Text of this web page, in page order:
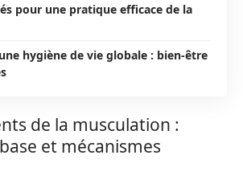
pour une pratique efficace de la
hygiène de vie globale : bien-être
de la musculation :
et mécanismes